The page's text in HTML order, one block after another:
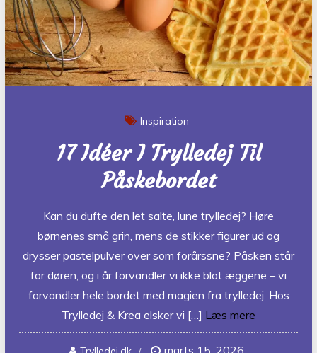
Inspiration
17 Idéer I Trylledej Til
Påskebordet
Kan du dufte den let salte, lune trylledej? Høre
børnenes små grin, mens de stikker figurer ud og
drysser pastelpulver over som forårssne? Påsken står
for døren, og i år forvandler vi ikke blot æggene – vi
forvandler hele bordet med magien fra trylledej. Hos
Trylledej & Krea elsker vi […] Læs mere